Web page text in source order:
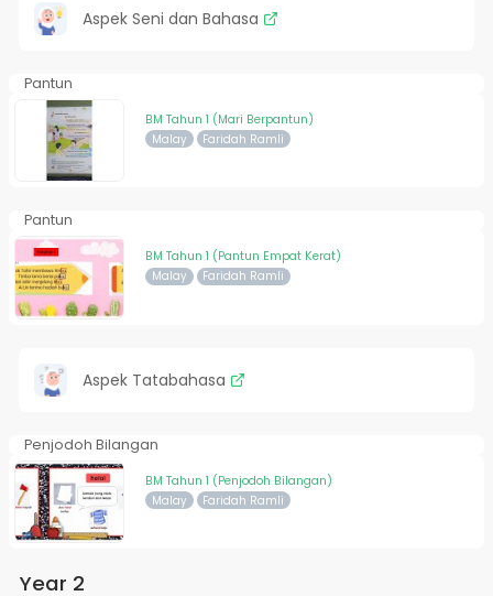
Aspek Seni dan Bahasa
Pantun
BM Tahun 1 (Mari Berpantun)
Malay Faridah Ramli
Pantun
BM Tahun 1 (Pantun Empat Kerat)
Malay Faridah Ramli
Aspek Tatabahasa
Penjodoh Bilangan
BM Tahun 1 (Penjodoh Bilangan)
Malay Faridah Ramli
Year 2